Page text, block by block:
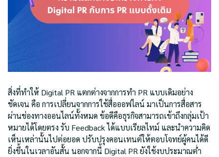
สิ่งที่ทำให้ Digital PR แตกต่างจากการทำ PR แบบเดิมอย่าง
ชัดเจน คือ การเปลี่ยนจากการใช้สื่อออฟไลน์ มาเป็นการสื่อสาร
ผ่านช่องทางออนไลน์ทั้งหมด ข้อดีคือธุรกิจสามารถเข้าถึงกลุ่มเป้า
หมายได้โดยตรง รับ Feedback ได้แบบเรียลไทม์ และนำความคิด
เห็นเหล่านั้นไปต่อยอด ปรับปรุงคอนเทนต์ให้ตอบโจทย์ผู้คนได้ดี
ยิ่งขึ้นในเวลาอันสั้น นอกจากนี้ Digital PR ยังใช้งบประมาณต่ำ